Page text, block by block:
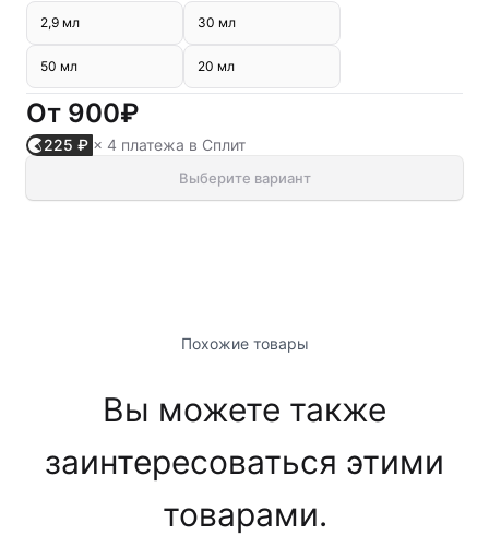
2,9 мл 30 мл
50 мл 20 мл
От 900₽
225 ₽ × 4 платежа в Сплит
Выберите вариант
Похожие товары
Вы можете также
заинтересоваться этими
товарами.